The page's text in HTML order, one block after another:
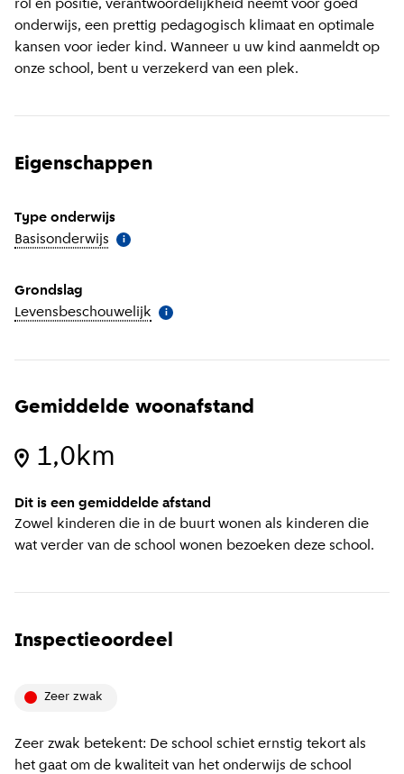
rol en positie, verantwoordelijkheid neemt voor goed
onderwijs, een prettig pedagogisch klimaat en optimale
kansen voor ieder kind. Wanneer u uw kind aanmeldt op
onze school, bent u verzekerd van een plek.
Eigenschappen
Type onderwijs
Basisonderwijs Meer informatie
i
Grondslag
Levensbeschouwelijk Meer informatie
i
Gemiddelde woonafstand
1,0km
Dit is een gemiddelde afstand
Zowel kinderen die in de buurt wonen als kinderen die
wat verder van de school wonen bezoeken deze school.
Inspectieoordeel
zeer zwak
Zeer zwak betekent: De school schiet ernstig tekort als
het gaat om de kwaliteit van het onderwijs de school